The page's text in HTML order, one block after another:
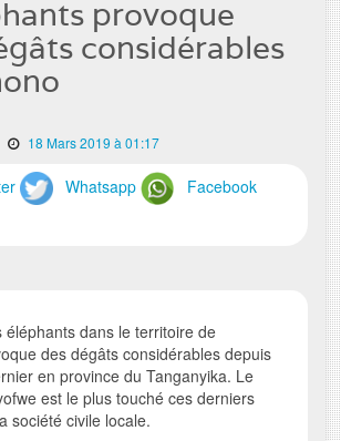
provoque
considérables
18 Mars 2019 à 01:17
Whatsapp Facebook
éléphants dans le territoire de
des dégâts considérables depuis
en province du Tanganyika. Le
est le plus touché ces derniers
société civile locale.